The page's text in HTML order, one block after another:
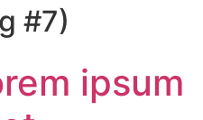
#7)
ipsum